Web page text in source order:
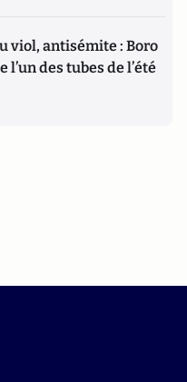
viol, antisémite : Boro
l’un des tubes de l’été